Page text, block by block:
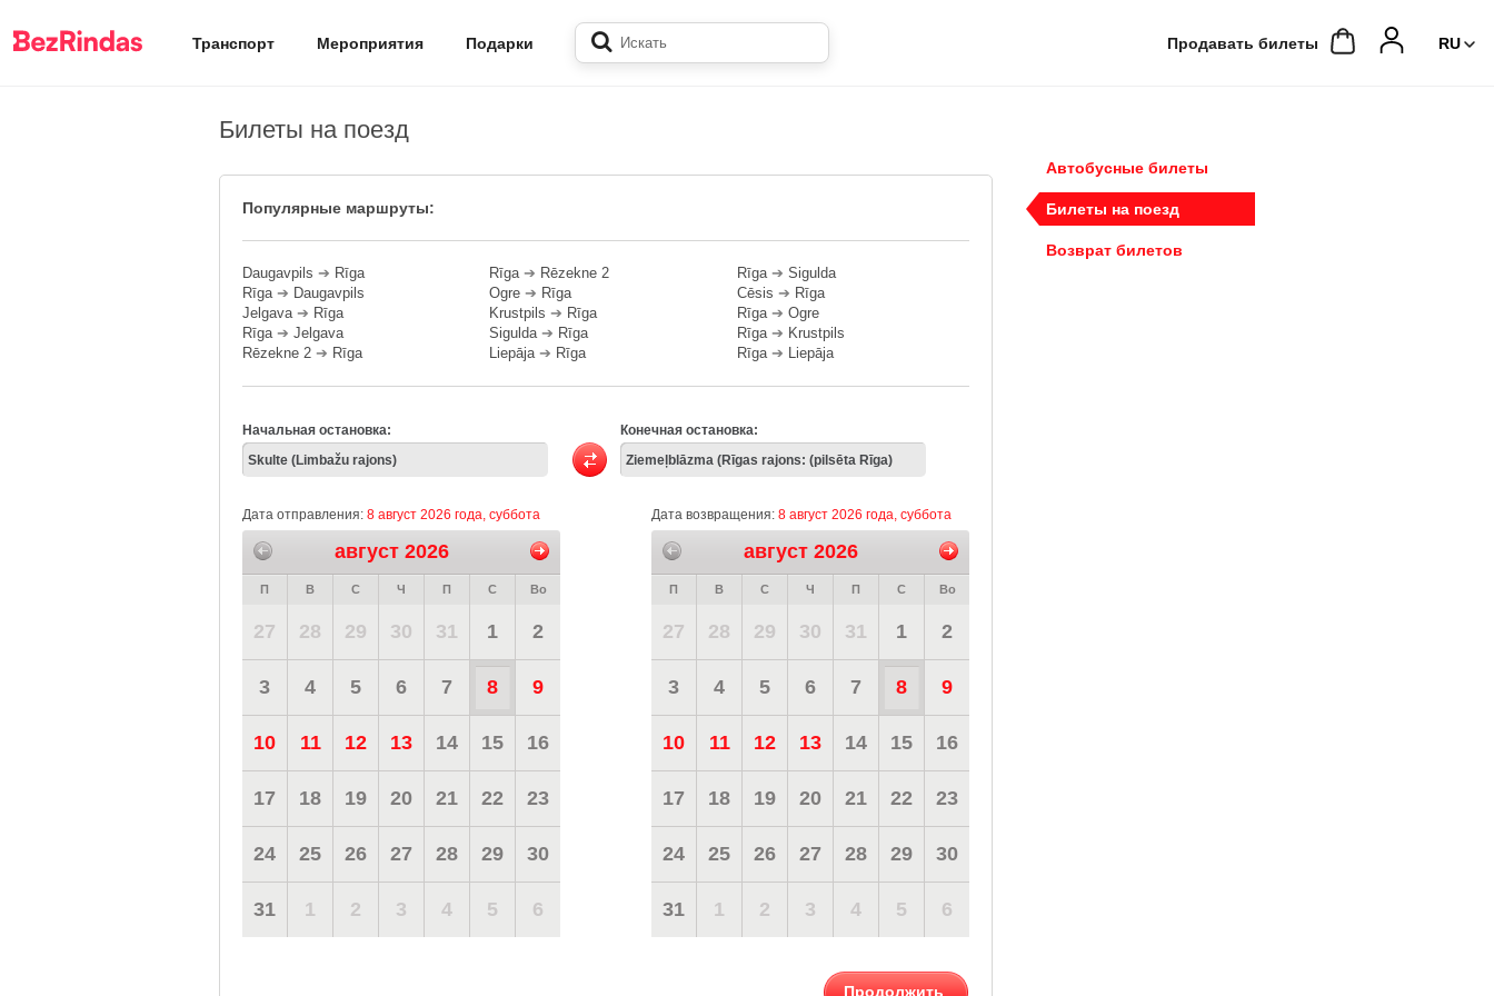
Транспорт Мероприятия Подарки Продавать билеты
Билеты на поезд
Популярные маршруты:
Daugavpils ➔ Rīga
Rīga➔ Daugavpils
Jelgava➔ Rīga
Rīga➔ Jelgava
Rēzekne 2 ➔ Rīga
Rīga➔ Rēzekne 2
Ogre ➔ Rīga
Krustpils ➔ Rīga
Sigulda➔ Rīga
Liepāja➔ Rīga
Rīga➔ Sigulda
Cēsis ➔ Rīga
Rīga➔ Ogre
Rīga➔ Krustpils
Rīga➔ Liepāja
Начальная остановка: Конечная остановка:
Дата отправления: 8 август 2026 года, суббота
август 2026
П В С Ч П С Во
27 28 29 30 31 1 2
3 4 5 6 7 8 9
10 11 12 13 14 15 16
17 18 19 20 21 22 23
24 25 26 27 28 29 30
31 1 2 3 4 5 6
Дата возвращения: 8 август 2026 года, суббота
август 2026
П В С Ч П С Во
27 28 29 30 31 1 2
3 4 5 6 7 8 9
10 11 12 13 14 15 16
17 18 19 20 21 22 23
24 25 26 27 28 29 30
31 1 2 3 4 5 6
Продолжить
Автобусные билеты
Билеты на поезд
Возврат билетов